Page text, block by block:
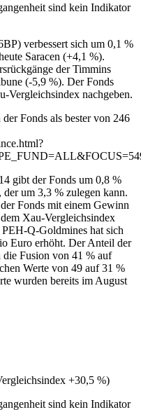
sind kein Indikator
verbessert sich um 0,1 %
Saracen (+4,1 %).
der Timmins
(-5,9 %). Der Fonds
Vergleichsindex nachgeben.
Fonds als bester von 246
gibt der Fonds um 0,8 %
um 3,3 % zulegen kann.
Fonds mit einem Gewinn
Xau-Vergleichsindex
Q-Goldmines hat sich
Euro erhöht. Der Anteil der
die Fusion von 41 % auf
Werte von 49 auf 31 %
wurden bereits im August
+30,5 %)
sind kein Indikator